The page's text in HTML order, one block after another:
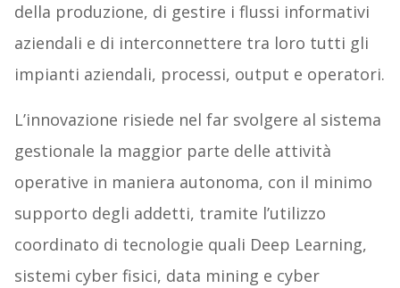
della produzione, di gestire i flussi informativi
aziendali e di interconnettere tra loro tutti gli
impianti aziendali, processi, output e operatori.
L’innovazione risiede nel far svolgere al sistema
gestionale la maggior parte delle attività
operative in maniera autonoma, con il minimo
supporto degli addetti, tramite l’utilizzo
coordinato di tecnologie quali Deep Learning,
sistemi cyber fisici, data mining e cyber